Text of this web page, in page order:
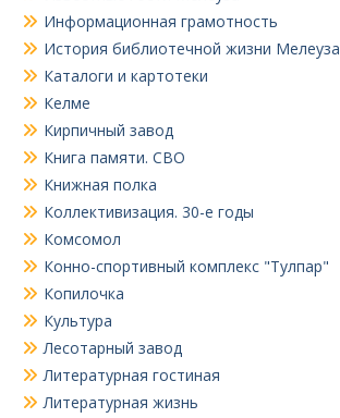
Информационная грамотность
История библиотечной жизни Мелеуза
Каталоги и картотеки
Келме
Кирпичный завод
Книга памяти. СВО
Книжная полка
Коллективизация. 30-е годы
Комсомол
Конно-спортивный комплекс "Тулпар"
Копилочка
Культура
Лесотарный завод
Литературная гостиная
Литературная жизнь